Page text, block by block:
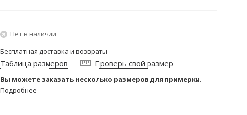
Нет в наличии
Бесплатная доставка и возвраты
Таблица размеров Проверь свой размер
Вы можете заказать несколько размеров для примерки.
Подробнее